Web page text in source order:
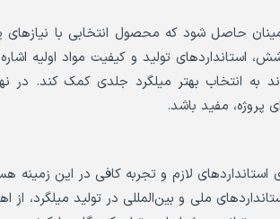
حاصل شود که محصول انتخابی با نیازهای
تولید و کیفیت مواد اولیه
انتخاب بهتر میلگرد جلدی کمک کند. در
پروژه، مفید باشد.
استانداردهای لازم و تجربه کافی در این زمینه
ملی و بین‌المللی در تولید میلگرد، از